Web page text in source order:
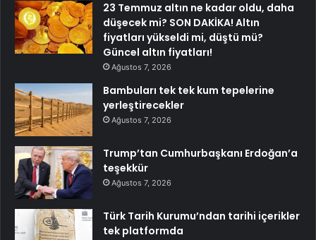
23 Temmuz altın ne kadar oldu, daha
düşecek mi? SON DAKİKA! Altın
fiyatları yükseldi mi, düştü mü?
Güncel altın fiyatları!
Ağustos 7, 2026
Bambuları tek tek kum tepelerine
yerleştirecekler
Ağustos 7, 2026
Trump’tan Cumhurbaşkanı Erdoğan’a
teşekkür
Ağustos 7, 2026
Türk Tarih Kurumu’ndan tarihi içerikler
tek platformda